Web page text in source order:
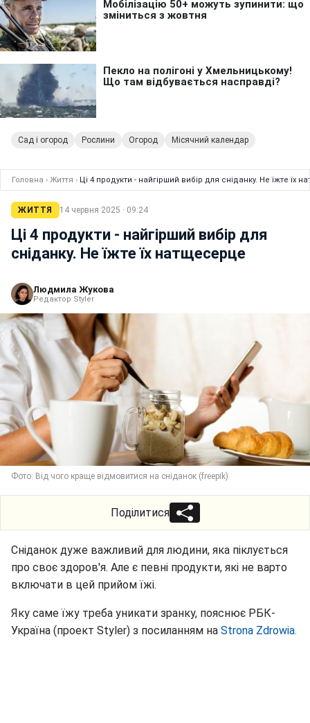
Сад і огород Рослини Огород Місячний календар
Головна › Життя › Ці 4 продукти - найгірший вибір для сніданку. Не їжте їх
ЖИТТЯ 14 червня 2025 · 09:24
Ці 4 продукти - найгірший вибір для
сніданку. Не їжте їх натщесерце
Людмила Жукова
Редактор Styler
Фото: Від чого краще відмовитися на сніданок (freepik)
Поділитися
Сніданок дуже важливий для людини, яка піклується
про своє здоров'я. Але є певні продукти, які не варто
включати в цей прийом їжі.
Яку саме їжу треба уникати зранку, пояснює РБК-
Україна (проект Styler) з посиланням на Strona Zdrowia.